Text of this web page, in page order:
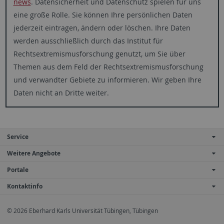
eine große Rolle. Sie können Ihre persönlichen Daten
jederzeit eintragen, ändern oder löschen. Ihre Daten
werden ausschließlich durch das Institut für
Rechtsextremismusforschung genutzt, um Sie über
Themen aus dem Feld der Rechtsextremismusforschung
und verwandter Gebiete zu informieren. Wir geben Ihre
Daten nicht an Dritte weiter.
Service
Weitere Angebote
Portale
Kontaktinfo
© 2026 Eberhard Karls Universität Tübingen, Tübingen